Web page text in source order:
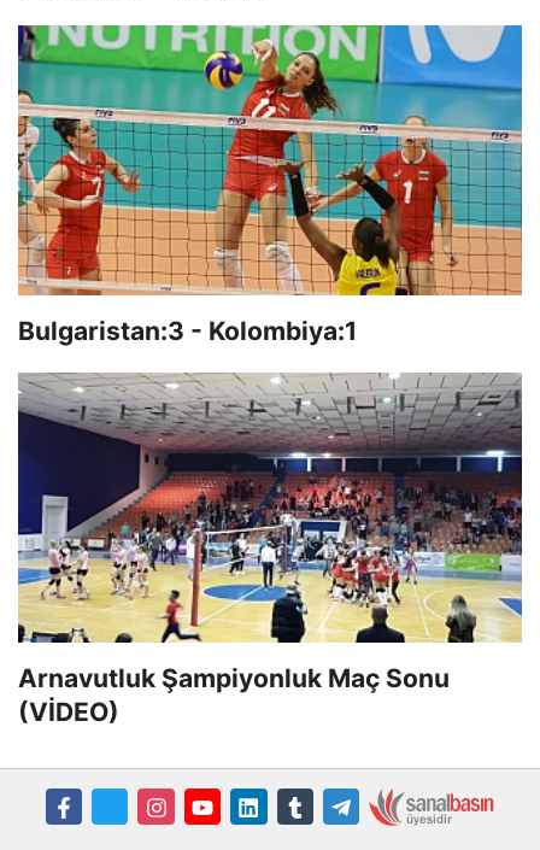
Bulgaristan:3 - Kolombiya:1
Arnavutluk Şampiyonluk Maç Sonu
(VİDEO)